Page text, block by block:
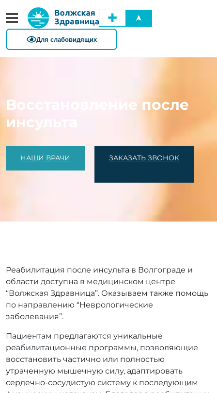
✚ ➤
Восстановление после
инсульта
НАШИ ВРАЧИ ЗАКАЗАТЬ ЗВОНОК
Реабилитация после инсульта в Волгограде и
области доступна в медицинском центре
“Волжская Здравница”. Оказываем также помощь
по направлению “Неврологические
заболевания”.
Пациентам предлагаются уникальные
реабилитационные программы, позволяющие
восстановить частично или полностью
утраченную мышечную силу, адаптировать
сердечно-сосудистую систему к последующим